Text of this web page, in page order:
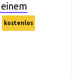
kostenlos